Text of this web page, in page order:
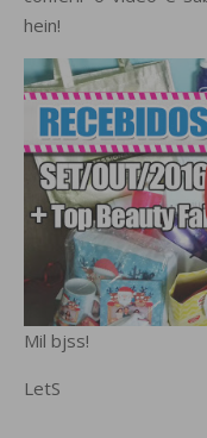
hein!
Mil bjss!
LetS